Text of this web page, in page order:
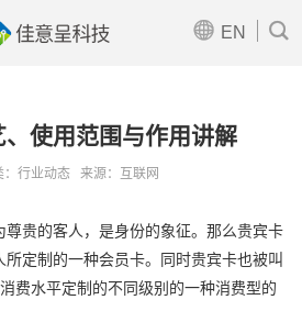
 EN 
使用范围与作用讲解
：行业动态 来源：互联网
贵的客人，是身份的象征。那么贵宾卡
所定制的一种会员卡。同时贵宾卡也被叫
费水平定制的不同级别的一种消费型的